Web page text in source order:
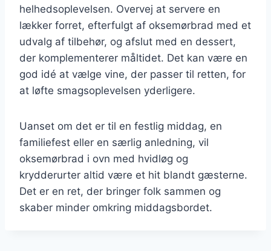
helhedsoplevelsen. Overvej at servere en
lækker forret, efterfulgt af oksemørbrad med et
udvalg af tilbehør, og afslut med en dessert,
der komplementerer måltidet. Det kan være en
god idé at vælge vine, der passer til retten, for
at løfte smagsoplevelsen yderligere.
Uanset om det er til en festlig middag, en
familiefest eller en særlig anledning, vil
oksemørbrad i ovn med hvidløg og
krydderurter altid være et hit blandt gæsterne.
Det er en ret, der bringer folk sammen og
skaber minder omkring middagsbordet.